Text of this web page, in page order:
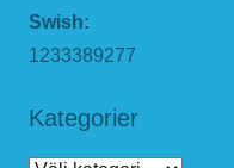
Swish:
1233389277
Kategorier